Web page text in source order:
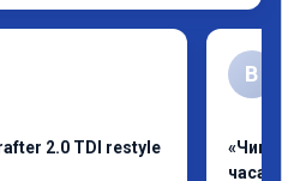
2.0 TDI restyle
В
«Чип
часа»